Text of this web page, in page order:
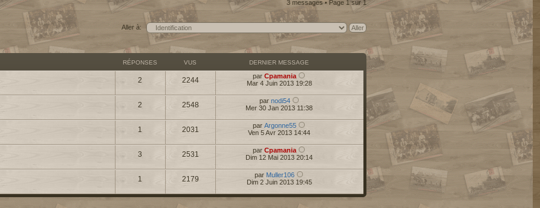
3 messages • Page 1 sur 1
Aller à:
RÉPONSES VUS DERNIER MESSAGE
2 2244 parCpamania
Mar 4 Juin 2013 19:28
2 2548 par nodi54
Mer 30 Jan 2013 11:38
1 2031 parArgonne55
Ven 5 Avr 2013 14:44
3 2531 parCpamania
Dim 12 Mai 2013 20:14
1 2179 par Muller106
Dim 2 Juin 2013 19:45